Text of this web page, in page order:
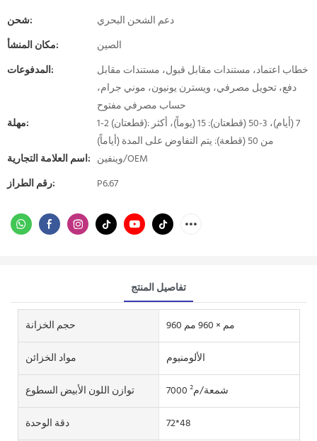
شحن:
دعم الشحن البحري
مكان المنشأ:
الصين
المدفوعات:
خطاب اعتماد، مستندات مقابل قبول، مستندات مقابل
دفع، تحويل مصرفي، ويسترن يونيون، موني جرام،
حساب مصرفي مفتوح
مهلة:
1-2 (قطعتان): 7 (أيام)، 3-50 (قطعتان): 15 (يوماً)، أكثر
من 50 (قطعة): يتم التفاوض على المدة (أياماً)
اسم العلامة التجارية:
وينفين/OEM
رقم الطراز:
P6.67
تفاصيل المنتج
حجم الخزانة
960 مم × 960 مم
مواد الخزائن
الألومنيوم
توازن اللون الأبيض السطوع
7000 شمعة/م²
دقة الوحدة
72*48